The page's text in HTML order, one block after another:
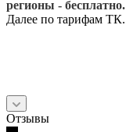
регионы - бесплатно.
Далее по тарифам ТК.
Отзывы